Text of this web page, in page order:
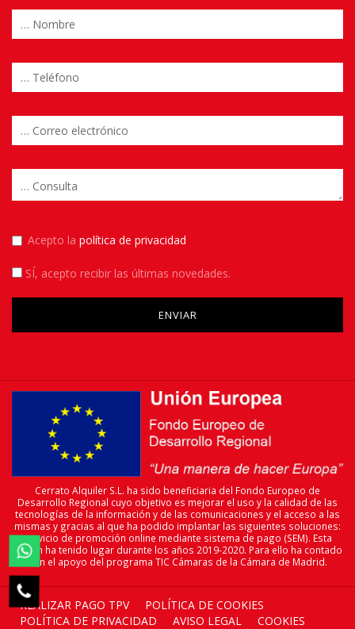


Acepto la política de privacidad
SÍ, acepto recibir las últimas novedades.
Please leave this field empty.
Cerrato Alquiler S.L. ha sido beneficiaria del Fondo Europeo de
Desarrollo Regional cuyo objetivo es mejorar el uso y la calidad de las
tecnologías de la información y de las comunicaciones y el acceso a las
mismas y gracias al que ha podido implantar las siguientes soluciones:
servicio de promoción online mediante sistema de pago (SEM). Esta
acción ha tenido lugar durante los años 2019-2020. Para ello ha contado
con el apoyo del programa TIC Cámaras de la Cámara de Madrid.
REALIZAR PAGO TPV
POLÍTICA DE COOKIES
POLÍTICA DE PRIVACIDAD
AVISO LEGAL
COOKIES